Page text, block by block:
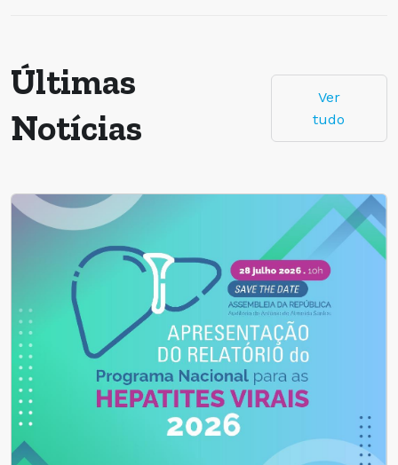
Últimas
Notícias
Ver
tudo